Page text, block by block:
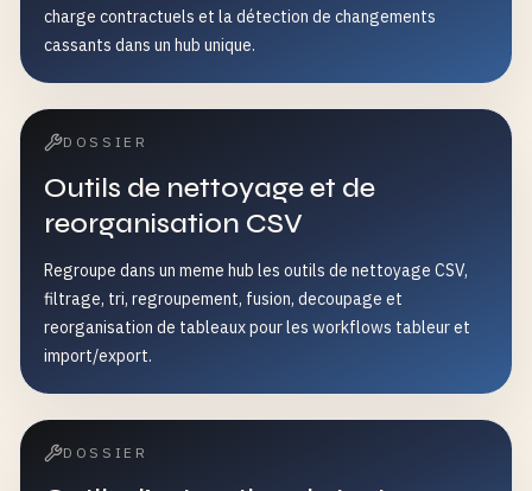
charge contractuels et la détection de changements
cassants dans un hub unique.
DOSSIER
Outils de nettoyage et de
reorganisation CSV
Regroupe dans un meme hub les outils de nettoyage CSV,
filtrage, tri, regroupement, fusion, decoupage et
reorganisation de tableaux pour les workflows tableur et
import/export.
DOSSIER